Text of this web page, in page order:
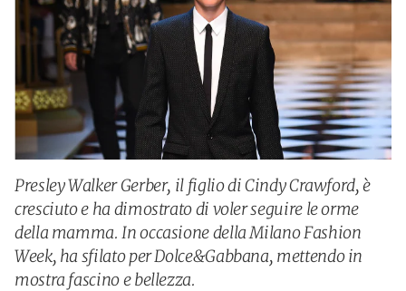
Presley Walker Gerber, il figlio di Cindy Crawford, è
cresciuto e ha dimostrato di voler seguire le orme
della mamma. In occasione della Milano Fashion
Week, ha sfilato per Dolce&Gabbana, mettendo in
mostra fascino e bellezza.